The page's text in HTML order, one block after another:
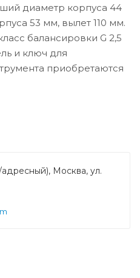
диаметр корпуса 44
53 мм, вылет 110 мм.
балансировки G 2,5
и ключ для
приобретаются
Москва, ул.